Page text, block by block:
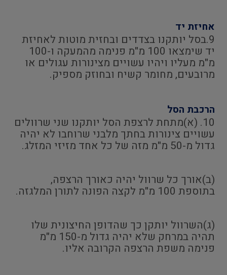
אחיזת יד
9.בסל יותקנו בצדדים ובחזית מוטות לאחיזת
יד שימצאו 100 מ"מ פנימה מהמעקה ו-100
מ"מ מעליו ויהיו עשויים מצינורות עגולים או
מרובעים, מחומר קשיח ובחוזק מספיק.
הרכבת הסל
10. (א)מתחת לרצפת הסל יותקנו שני שרוולים
עשויים צינורות בחתך מלבני שרוחבו לא יהיה
גדול מ-50 מ"מ מזה של כל אחד מזיזי המזלג.
(ב)אורך כל שרוול יהיה כאורך הרצפה,
בתוספת 100 מ"מ לקצה הפונה לתורן המלגזה.
(ג)השרוול יותקן כך שהדופן החיצונית שלו
תהיה במרחק שלא יהיה גדול מ-150 מ"מ
פנימה משפת הרצפה הקרובה אליו.